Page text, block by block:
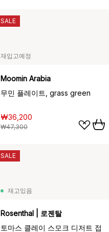
재입고예정
Moomin Arabia
무민 플레이트, grass green
₩36,200
₩47,300
SALE
재고있음
Rosenthal | 로젠탈
토마스 클레이 스모크 디저트 접
SALE